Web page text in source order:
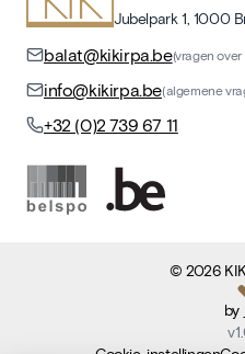
Jubelpark 1, 1000
balat@kikirpa.be(vragen over
info@kikirpa.be(algemene
+32 (0)2 739 67 11
©2026 KIK
by
v